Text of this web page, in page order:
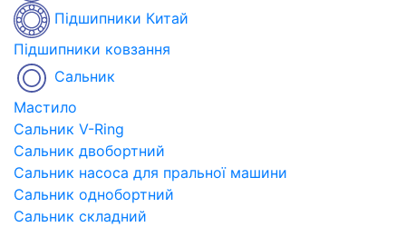
Підшипники Китай
Підшипники ковзання
Сальник
Мастило
Сальник V-Ring
Сальник двобортний
Сальник насоса для пральної машини
Сальник однобортний
Сальник складний